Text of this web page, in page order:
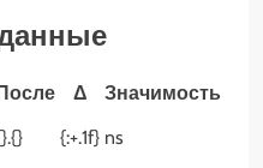
Δ
Значимость
{:+.1f} ns